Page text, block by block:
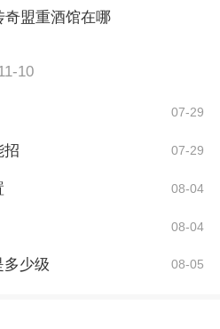
奇盟重酒馆在哪
10
07-29
招 07-29
08-04
08-04
多少级 08-05